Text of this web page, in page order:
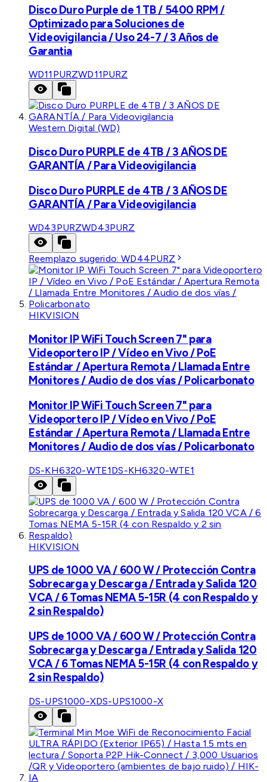
Disco Duro Purple de 1 TB / 5400 RPM /
Optimizado para Soluciones de
Videovigilancia / Uso 24-7 / 3 Años de
Garantia
WD11PURZWD11PURZ
Western Digital (WD)
Disco Duro PURPLE de 4TB / 3 AÑOS DE
GARANTÍA / Para Videovigilancia
Disco Duro PURPLE de 4TB / 3 AÑOS DE
GARANTÍA / Para Videovigilancia
WD43PURZWD43PURZ
Reemplazo sugerido:WD44PURZ
HIKVISION
Monitor IP WiFi Touch Screen 7" para
Videoportero IP / Vídeo en Vivo / PoE
Estándar / Apertura Remota / Llamada Entre
Monitores / Audio de dos vías / Policarbonato
Monitor IP WiFi Touch Screen 7" para
Videoportero IP / Vídeo en Vivo / PoE
Estándar / Apertura Remota / Llamada Entre
Monitores / Audio de dos vías / Policarbonato
DS-KH6320-WTE1DS-KH6320-WTE1
HIKVISION
UPS de 1000 VA / 600 W / Protección Contra
Sobrecarga y Descarga / Entrada y Salida 120
VCA / 6 Tomas NEMA 5-15R (4 con Respaldo y
2 sin Respaldo)
UPS de 1000 VA / 600 W / Protección Contra
Sobrecarga y Descarga / Entrada y Salida 120
VCA / 6 Tomas NEMA 5-15R (4 con Respaldo y
2 sin Respaldo)
DS-UPS1000-XDS-UPS1000-X